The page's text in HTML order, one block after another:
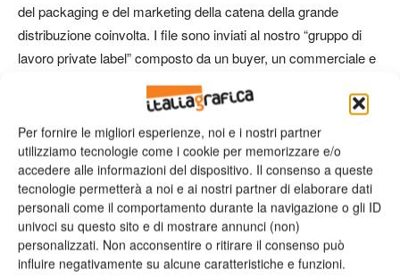
Per fornire le migliori esperienze, noi e i nostri partner
utilizziamo tecnologie come i cookie per memorizzare e/o
accedere alle informazioni del dispositivo. Il consenso a queste
tecnologie permetterà a noi e ai nostri partner di elaborare dati
personali come il comportamento durante la navigazione o gli ID
univoci su questo sito e di mostrare annunci (non)
personalizzati. Non acconsentire o ritirare il consenso può
influire negativamente su alcune caratteristiche e funzioni.
del packaging e del marketing della catena della grande
distribuzione coinvolta. I file sono inviati al nostro “gruppo di
lavoro private label” composto da un buyer, un commerciale e
dal responsabile qualità. Insieme scegliamo il fornitore più
adatto, valutando talvolta anche un eventuale fornitore
suggerito dal buyer del cliente. Il responsabile qualità
packaging del gruppo SEM tiene i rapporti con il fornitore
scelto.»
Che caratteristiche/requisiti minimi deve avere un
fornitore di etichette che voglia lavorare con voi a un
progetto private label?